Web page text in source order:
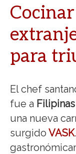
para
El chef
fue a Filipinas
una nueva
surgido VASK